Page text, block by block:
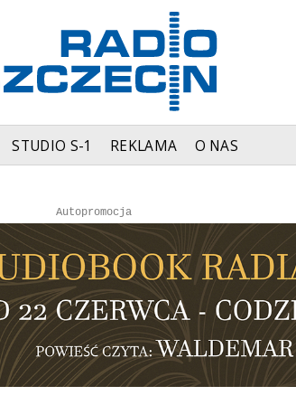
STUDIO S-1 REKLAMA O NAS
Autopromocja
Reklama
Autopromocja